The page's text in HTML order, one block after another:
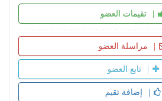
تقيمات العضو
مراسلة العضو
تابع العضو
إضافة تقيم